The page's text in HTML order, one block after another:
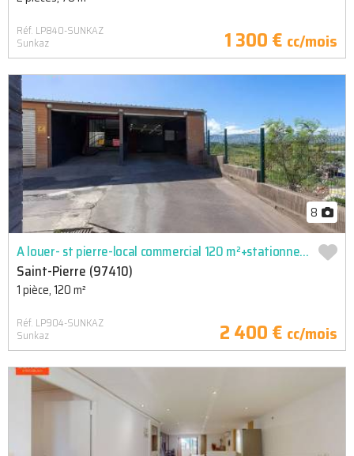
Réf. LP840-SUNKAZ
Sunkaz 1 300 € cc/mois
8
A louer- st pierre-local commercial 120 m²+stationnements-zone
Saint-Pierre (97410)
1 pièce, 120 m²
Réf. LP904-SUNKAZ
Sunkaz 2 400 € cc/mois